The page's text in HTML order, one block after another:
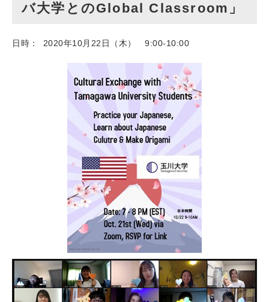
バ大学とのGlobal Classroom」
日時： 2020年10月22日（木） 9:00-10:00